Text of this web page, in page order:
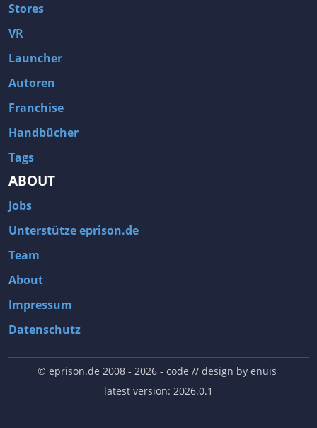
Stores
VR
Launcher
Autoren
Franchise
Handbücher
Tags
ABOUT
Jobs
Unterstütze eprison.de
Team
About
Impressum
Datenschutz
© eprison.de 2008 - 2026- code // design by enuis
latest version: 2026.0.1